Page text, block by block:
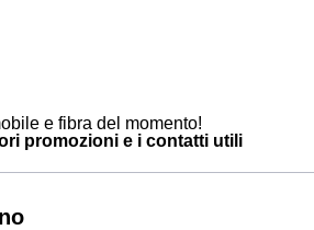
e fibra del momento!
promozioni e i contatti utili